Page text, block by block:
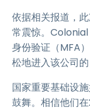
依据相关报道，
常震惊。Colonial
身份验证（MFA
松地进入该公司的
国家重要基础设
鼓舞。相信他们